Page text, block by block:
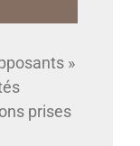
»
prises